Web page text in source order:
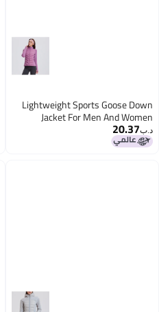
Lightweight Sports Goose Down
Jacket For Men And Women
Autumn And Winter New Season
Wear Training Jacket Warm Down
د.ب‏20.37